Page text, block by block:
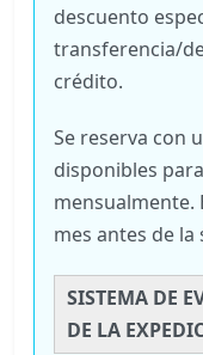
descuento
transferencia/
crédito.
Se reserva con
disponibles
mensualmente.
mes antes de la
SISTEMA DE
DE LA